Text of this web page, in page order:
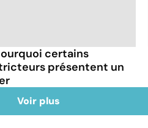
certains
présentent un
Voir plus